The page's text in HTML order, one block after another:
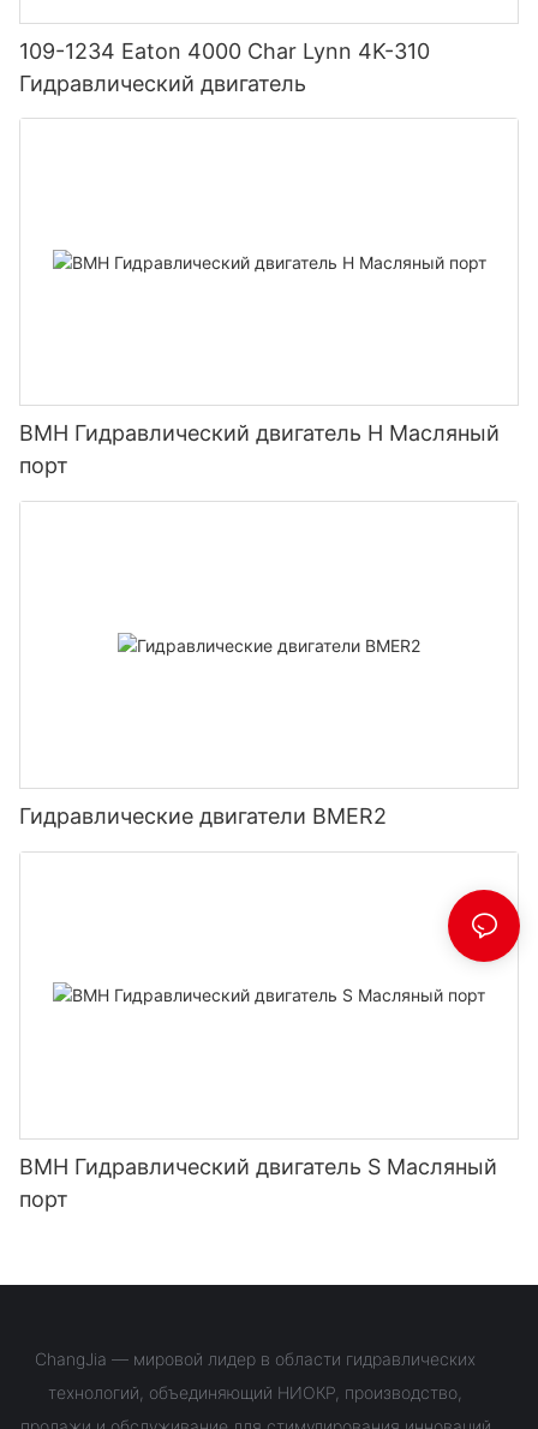
109-1234 Eaton 4000 Char Lynn 4K-310
Гидравлический двигатель
BMH Гидравлический двигатель H Масляный
порт
Гидравлические двигатели BMER2
BMH Гидравлический двигатель S Масляный
порт
ChangJia — мировой лидер в области гидравлических
технологий, объединяющий НИОКР, производство,